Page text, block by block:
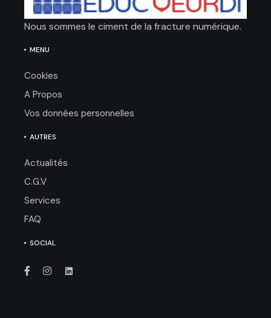
Nous sommes le ciment de la fracture numérique.
MENU
Cookies
A Propos
Vos données personnelles
AUTRES
Actualités
C.G.V
Services
FAQ
SOCIAL